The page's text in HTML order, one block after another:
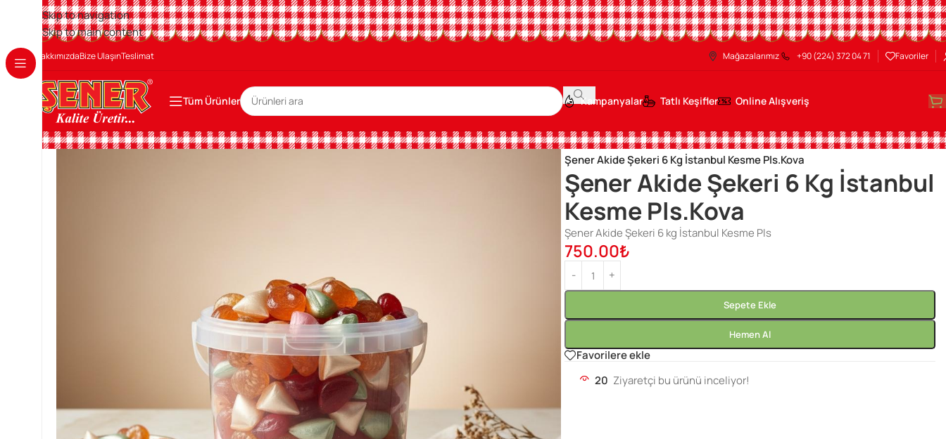
Skip to navigation
Skip to main content
HakkımızdaBize UlaşınTeslimat Mağazalarımız +90 (224) 372 04 71 Favoriler
Tüm Ürünler Kampanyalar Tatlı Keşifler Online Alışveriş
Ana Sayfa/Akideler/6 Kg Akideler/
Şener Akide Şekeri 6 Kg İstanbul Kesme Pls.Kova
Şener Akide Şekeri 6 Kg İstanbul
Kesme Pls.Kova
Şener Akide Şekeri 6 kg İstanbul Kesme Pls
750.00₺
Sepete Ekle
Hemen Al
Favorilere ekle
20 Ziyaretçi bu ürünü inceliyor!